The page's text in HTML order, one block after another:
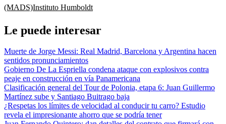
(MADS)Instituto Humboldt
Le puede interesar
Muerte de Jorge Messi: Real Madrid, Barcelona y Argentina hacen
sentidos pronunciamientos
Gobierno De La Espriella condena ataque con explosivos contra
peaje en construcción en vía Panamericana
Clasificación general del Tour de Polonia, etapa 6: Juan Guillermo
Martínez sube y Santiago Buitrago baja
¿Respetas los límites de velocidad al conducir tu carro? Estudio
revela el impresionante ahorro que se podría tener